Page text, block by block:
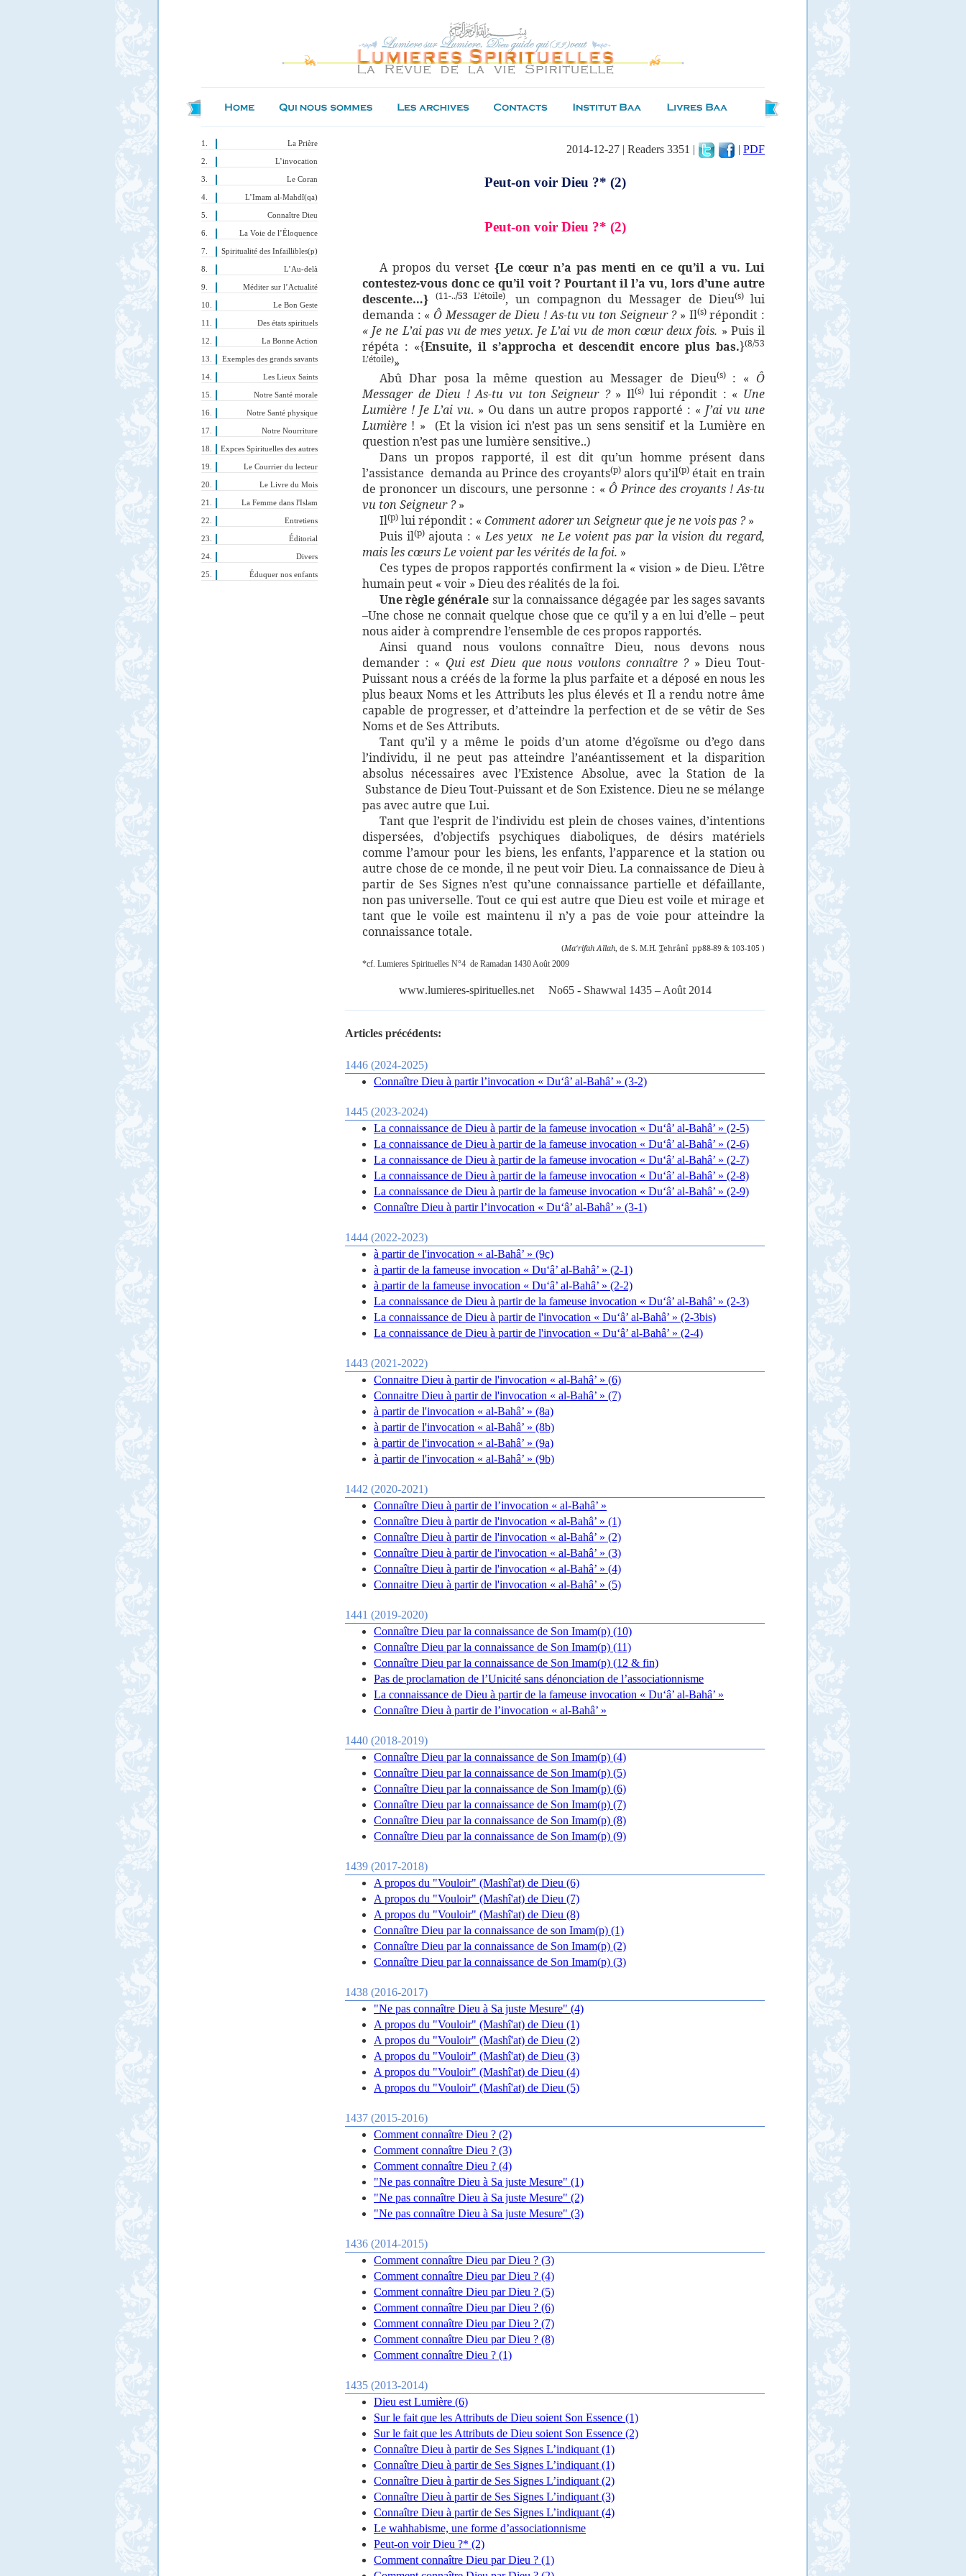
La Prière
L’invocation
Le Coran
L’Imam al-Mahdî(qa)
Connaître Dieu
La Voie de l’Éloquence
Spiritualité des Infaillibles(p)
L’Au-delà
Méditer sur l’Actualité
Le Bon Geste
Des états spirituels
La Bonne Action
Exemples des grands savants
Les Lieux Saints
Notre Santé morale
Notre Santé physique
Notre Nourriture
Expces Spirituelles des autres
Le Courrier du lecteur
Le Livre du Mois
La Femme dans l'Islam
Entretiens
Éditorial
Divers
Éduquer nos enfants
2014-12-27 | Readers 3351 | | PDF
Peut-on voir Dieu ?* (2)
Peut-on voir Dieu ?* (2)
A propos du verset {Le cœur n’a pas menti en ce qu’il a vu. Lui
contestez-vous donc ce qu’il voit ? Pourtant il l’a vu, lors d’une autre
descente…} (11-../53L’étoile), un compagnon du Messager de Dieu(s)lui
demanda : «Ô Messager de Dieu ! As-tu vu ton Seigneur ?» Il(s)répondit :
« Je ne L’ai pas vu de mes yeux. Je L’ai vu de mon cœur deux fois. » Puis il
répéta : «{Ensuite, il s’approcha et descendit encore plus bas.}(8/53
L’étoile)»
Abû Dhar posa la même question au Messager de Dieu(s): « Ô
Messager de Dieu ! As-tu vu ton Seigneur ?» Il(s) lui répondit : « Une
Lumière ! Je L’ai vu. » Ou dans un autre propos rapporté : « J’ai vu une
Lumière ! »
(Et la vision ici n’est pas un sens sensitif et la Lumière en
question n’est pas une lumière sensitive..)
Dans un propos rapporté, il est dit qu’un homme présent dans
l’assistance demanda au Prince des croyants(p)alors qu’il(p) était en train
de prononcer un discours, une personne : « Ô Prince des croyants ! As-tu
vu ton Seigneur ?»
Il(p) lui répondit : « Comment adorer un Seigneur que je ne vois pas ?»
Puis il(p) ajouta : «Les yeux ne Le voient pas par la vision du regard,
mais les cœurs Le voient par les vérités de la foi. »
Ces types de propos rapportés confirment la « vision » de Dieu. L’être
humain peut « voir » Dieu des réalités de la foi.
Une règle générale sur la connaissance dégagée par les sages savants
–Une chose ne connait quelque chose que ce qu’il y a en lui d’elle – peut
nous aider à comprendre l’ensemble de ces propos rapportés.
Ainsi quand nous voulons connaître Dieu, nous devons nous
demander : « Qui est Dieu que nous voulons connaître ?» Dieu Tout-
Puissant nous a créés de la forme la plus parfaite et a déposé en nous les
plus beaux Noms et les Attributs les plus élevés et Il a rendu notre âme
capable de progresser, et d’atteindre la perfection et de se vêtir de Ses
Noms et de Ses Attributs.
Tant qu’il y a même le poids d’un atome d’égoïsme ou d’ego dans
l’individu, il ne peut pas atteindre l’anéantissement et la disparition
absolus nécessaires avec l’Existence Absolue, avec la Station de la
Substance de Dieu Tout-Puissant et de Son Existence. Dieu ne se mélange
pas avec autre que Lui.
Tant que l’esprit de l’individu est plein de choses vaines, d’intentions
dispersées, d’objectifs psychiques diaboliques, de désirs matériels
comme l’amour pour les biens, les enfants, l’apparence et la station ou
autre chose de ce monde, il ne peut voir Dieu. La connaissance de Dieu à
partir de Ses Signes n’est qu’une connaissance partielle et défaillante,
non pas universelle. Tout ce qui est autre que Dieu est voile et mirage et
tant que le voile est maintenu il n’y a pas de voie pour atteindre la
connaissance totale.
(Ma‘rifah Allah, de S. M.H. Tehrânî pp88-89 & 103-105 )
*cf. Lumieres Spirituelles N°4 de Ramadan 1430 Août 2009
www.lumieres-spirituelles.net No65 - Shawwal 1435 – Août 2014
Articles précédents:
1446 (2024-2025)
Connaître Dieu à partir l’invocation « Du‘â’ al-Bahâ’ » (3-2)
1445 (2023-2024)
La connaissance de Dieu à partir de la fameuse invocation « Du‘â’ al-Bahâ’ » (2-5)
La connaissance de Dieu à partir de la fameuse invocation « Du‘â’ al-Bahâ’ » (2-6)
La connaissance de Dieu à partir de la fameuse invocation « Du‘â’ al-Bahâ’ » (2-7)
La connaissance de Dieu à partir de la fameuse invocation « Du‘â’ al-Bahâ’ » (2-8)
La connaissance de Dieu à partir de la fameuse invocation « Du‘â’ al-Bahâ’ » (2-9)
Connaître Dieu à partir l’invocation « Du‘â’ al-Bahâ’ » (3-1)
1444 (2022-2023)
à partir de l'invocation « al-Bahâ’ » (9c)
à partir de la fameuse invocation « Du‘â’ al-Bahâ’ » (2-1)
à partir de la fameuse invocation « Du‘â’ al-Bahâ’ » (2-2)
La connaissance de Dieu à partir de la fameuse invocation « Du‘â’ al-Bahâ’ » (2-3)
La connaissance de Dieu à partir de l'invocation « Du‘â’ al-Bahâ’ » (2-3bis)
La connaissance de Dieu à partir de l'invocation « Du‘â’ al-Bahâ’ » (2-4)
1443 (2021-2022)
Connaitre Dieu à partir de l'invocation « al-Bahâ’ » (6)
Connaitre Dieu à partir de l'invocation « al-Bahâ’ » (7)
à partir de l'invocation « al-Bahâ’ » (8a)
à partir de l'invocation « al-Bahâ’ » (8b)
à partir de l'invocation « al-Bahâ’ » (9a)
à partir de l'invocation « al-Bahâ’ » (9b)
1442 (2020-2021)
Connaître Dieu à partir de l’invocation « al-Bahâ’ »
Connaître Dieu à partir de l'invocation « al-Bahâ’ » (1)
Connaître Dieu à partir de l'invocation « al-Bahâ’ » (2)
Connaître Dieu à partir de l'invocation « al-Bahâ’ » (3)
Connaître Dieu à partir de l'invocation « al-Bahâ’ » (4)
Connaitre Dieu à partir de l'invocation « al-Bahâ’ » (5)
1441 (2019-2020)
Connaître Dieu par la connaissance de Son Imam(p) (10)
Connaître Dieu par la connaissance de Son Imam(p) (11)
Connaître Dieu par la connaissance de Son Imam(p) (12 & fin)
Pas de proclamation de l’Unicité sans dénonciation de l’associationnisme
La connaissance de Dieu à partir de la fameuse invocation « Du‘â’ al-Bahâ’ »
Connaître Dieu à partir de l’invocation « al-Bahâ’ »
1440 (2018-2019)
Connaître Dieu par la connaissance de Son Imam(p) (4)
Connaître Dieu par la connaissance de Son Imam(p) (5)
Connaître Dieu par la connaissance de Son Imam(p) (6)
Connaître Dieu par la connaissance de Son Imam(p) (7)
Connaître Dieu par la connaissance de Son Imam(p) (8)
Connaître Dieu par la connaissance de Son Imam(p) (9)
1439 (2017-2018)
A propos du "Vouloir" (Mashî'at) de Dieu (6)
A propos du "Vouloir" (Mashî'at) de Dieu (7)
A propos du "Vouloir" (Mashî'at) de Dieu (8)
Connaître Dieu par la connaissance de son Imam(p) (1)
Connaître Dieu par la connaissance de Son Imam(p) (2)
Connaître Dieu par la connaissance de Son Imam(p) (3)
1438 (2016-2017)
"Ne pas connaître Dieu à Sa juste Mesure" (4)
A propos du "Vouloir" (Mashî'at) de Dieu (1)
A propos du "Vouloir" (Mashî'at) de Dieu (2)
A propos du "Vouloir" (Mashî'at) de Dieu (3)
A propos du "Vouloir" (Mashî'at) de Dieu (4)
A propos du "Vouloir" (Mashî'at) de Dieu (5)
1437 (2015-2016)
Comment connaître Dieu ? (2)
Comment connaître Dieu ? (3)
Comment connaître Dieu ? (4)
"Ne pas connaître Dieu à Sa juste Mesure" (1)
"Ne pas connaître Dieu à Sa juste Mesure" (2)
"Ne pas connaître Dieu à Sa juste Mesure" (3)
1436 (2014-2015)
Comment connaître Dieu par Dieu ? (3)
Comment connaître Dieu par Dieu ? (4)
Comment connaître Dieu par Dieu ? (5)
Comment connaître Dieu par Dieu ? (6)
Comment connaître Dieu par Dieu ? (7)
Comment connaître Dieu par Dieu ? (8)
Comment connaître Dieu ? (1)
1435 (2013-2014)
Dieu est Lumière (6)
Sur le fait que les Attributs de Dieu soient Son Essence (1)
Sur le fait que les Attributs de Dieu soient Son Essence (2)
Connaître Dieu à partir de Ses Signes L’indiquant (1)
Connaître Dieu à partir de Ses Signes L’indiquant (1)
Connaître Dieu à partir de Ses Signes L’indiquant (2)
Connaître Dieu à partir de Ses Signes L’indiquant (3)
Connaître Dieu à partir de Ses Signes L’indiquant (4)
Le wahhabisme, une forme d’associationnisme
Peut-on voir Dieu ?* (2)
Comment connaître Dieu par Dieu ? (1)